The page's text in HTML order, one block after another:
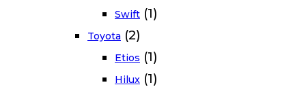
Swift (1)
Toyota (2)
Etios (1)
Hilux (1)